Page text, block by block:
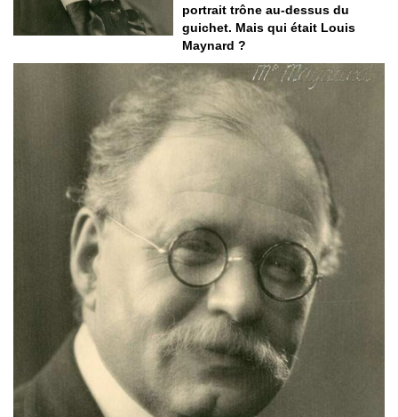
portrait trône au-dessus du
guichet. Mais qui était Louis
Maynard ?